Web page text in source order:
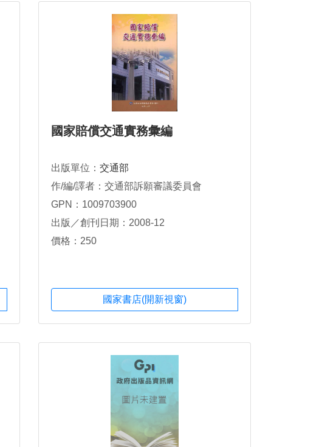
國家賠償交通實務彙編
出版單位： 交通部
作/編/譯者：交通部訴願審議委員會
GPN：1009703900
出版／創刊日期：2008-12
價格：250
國家書店(開新視窗)